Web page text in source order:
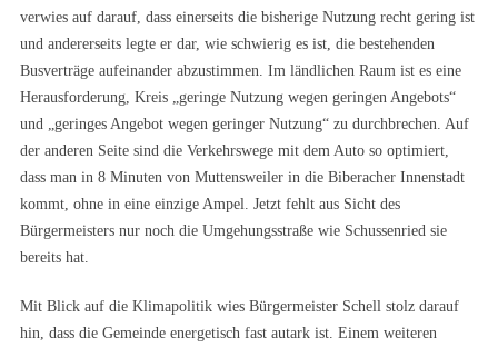
verwies auf darauf, dass einerseits die bisherige Nutzung recht gering ist
und andererseits legte er dar, wie schwierig es ist, die bestehenden
Busverträge aufeinander abzustimmen. Im ländlichen Raum ist es eine
Herausforderung, Kreis „geringe Nutzung wegen geringen Angebots“
und „geringes Angebot wegen geringer Nutzung“ zu durchbrechen. Auf
der anderen Seite sind die Verkehrswege mit dem Auto so optimiert,
dass man in 8 Minuten von Muttensweiler in die Biberacher Innenstadt
kommt, ohne in eine einzige Ampel. Jetzt fehlt aus Sicht des
Bürgermeisters nur noch die Umgehungsstraße wie Schussenried sie
bereits hat.
Mit Blick auf die Klimapolitik wies Bürgermeister Schell stolz darauf
hin, dass die Gemeinde energetisch fast autark ist. Einem weiteren